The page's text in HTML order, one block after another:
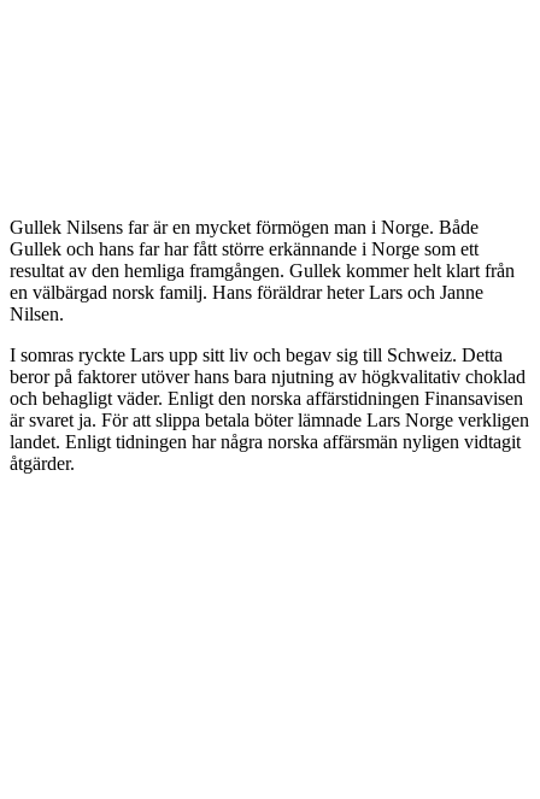
Gullek Nilsens far är en mycket förmögen man i Norge. Både
Gullek och hans far har fått större erkännande i Norge som ett
resultat av den hemliga framgången. Gullek kommer helt klart från
en välbärgad norsk familj. Hans föräldrar heter Lars och Janne
Nilsen.
I somras ryckte Lars upp sitt liv och begav sig till Schweiz. Detta
beror på faktorer utöver hans bara njutning av högkvalitativ choklad
och behagligt väder. Enligt den norska affärstidningen Finansavisen
är svaret ja. För att slippa betala böter lämnade Lars Norge verkligen
landet. Enligt tidningen har några norska affärsmän nyligen vidtagit
åtgärder.